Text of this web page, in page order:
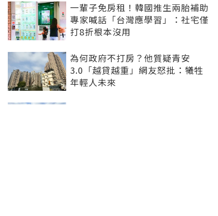
一輩子免房租！韓國推生兩胎補助
專家喊話「台灣應學習」：社宅僅
打8折根本沒用
為何政府不打房？他質疑青安
3.0「越貸越重」網友怒批：犧牲
年輕人未來